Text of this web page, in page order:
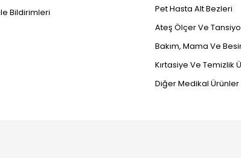
Bildirimleri
Pet Hasta Alt Bezleri
Ateş Ölçer Ve
Bakım, Mama Ve
Kırtasiye Ve Temizlik
Diğer Medikal Ürünler